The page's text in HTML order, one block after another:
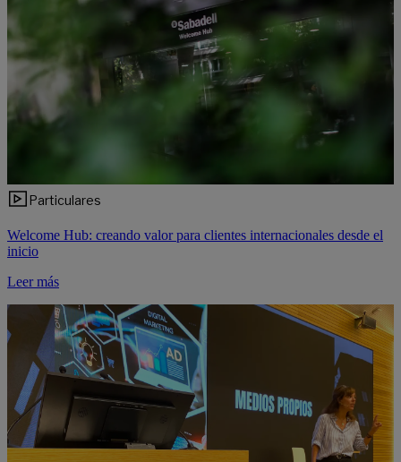
Particulares
Welcome Hub: creando valor para clientes internacionales desde el
inicio
Leer más